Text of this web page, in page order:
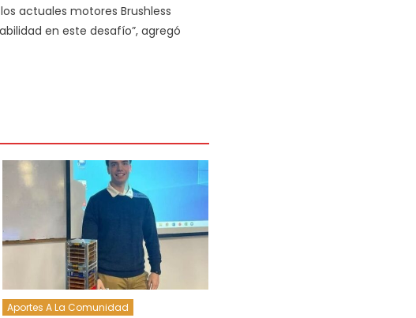
actuales motores Brushless
en este desafío”, agregó
Aportes A La Comunidad